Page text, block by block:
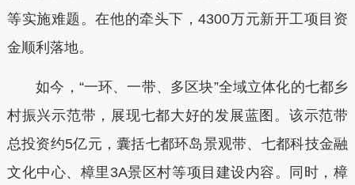
等实施难题。在他的牵头下，4300万元新开工项目资
金顺利落地。
如今，“一环、一带、多区块”全域立体化的七都乡
村振兴示范带，展现七都大好的发展蓝图。该示范带
总投资约5亿元，囊括七都环岛景观带、七都科技金融
文化中心、樟里3A景区村等项目建设内容。同时，樟